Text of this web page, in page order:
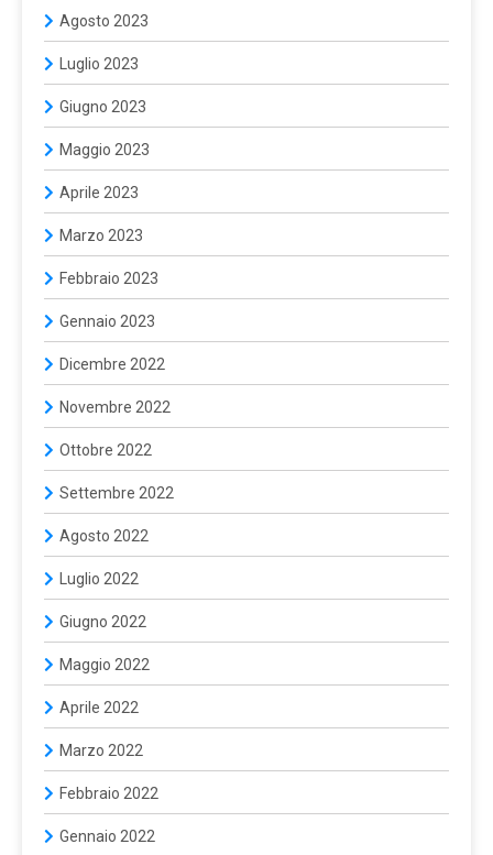
Agosto 2023
Luglio 2023
Giugno 2023
Maggio 2023
Aprile 2023
Marzo 2023
Febbraio 2023
Gennaio 2023
Dicembre 2022
Novembre 2022
Ottobre 2022
Settembre 2022
Agosto 2022
Luglio 2022
Giugno 2022
Maggio 2022
Aprile 2022
Marzo 2022
Febbraio 2022
Gennaio 2022